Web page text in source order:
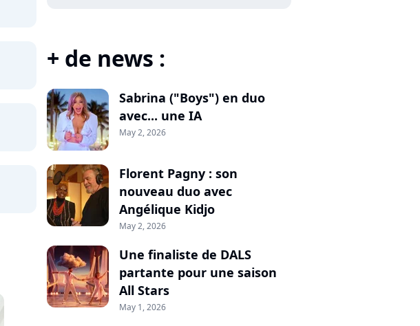
+ de news :
Sabrina ("Boys") en duo
avec... une IA
May 2, 2026
Florent Pagny : son
nouveau duo avec
Angélique Kidjo
May 2, 2026
Une finaliste de DALS
partante pour une saison
All Stars
May 1, 2026